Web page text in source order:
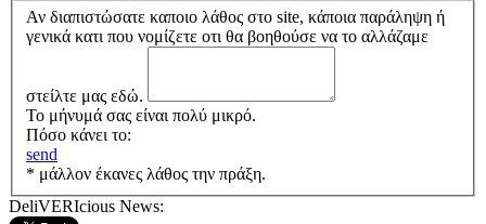
Αν διαπιστώσατε καποιο λάθος στο site, κάποια παράληψη ή
γενικά κατι που νομίζετε οτι θα βοηθούσε να το αλλάζαμε
στείλτε μας εδώ.
Το μήνυμά σας είναι πολύ μικρό.
Πόσο κάνει το:
send
* μάλλον έκανες λάθος την πράξη.
DeliVERIcious News: